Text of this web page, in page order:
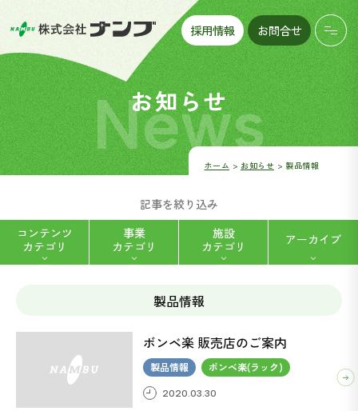
採用情報 お問合せ
お知らせ
News
ホーム お知らせ 製品情報
記事を絞り込み
製品情報
ボンベ楽 販売店のご案内
製品情報 ボンベ楽(ラック)
2020.03.30
コンテンツ
カテゴリ
事業
カテゴリ
福祉用具レンタル・販売 (2)
施設
カテゴリ
ハートフルデイナンブ八帖 (5)
アーカイブ